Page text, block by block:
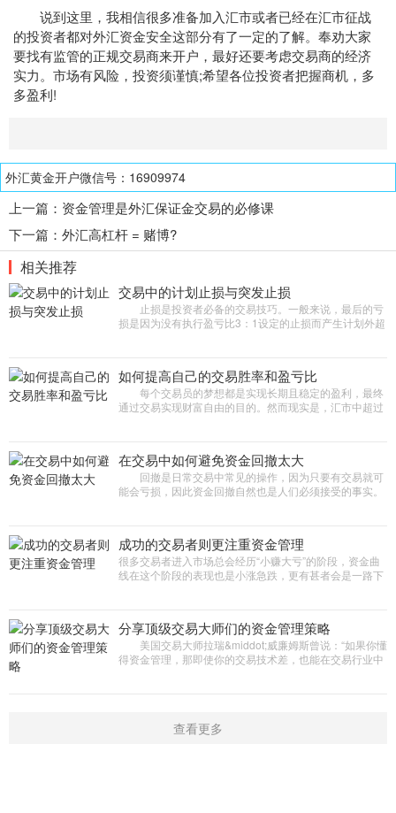
说到这里，我相信很多准备加入汇市或者已经在汇市征战
的投资者都对外汇资金安全这部分有了一定的了解。奉劝大家
要找有监管的正规交易商来开户，最好还要考虑交易商的经济
实力。市场有风险，投资须谨慎;希望各位投资者把握商机，多
多盈利!
外汇黄金开户微信号：16909974
上一篇： 资金管理是外汇保证金交易的必修课
下一篇： 外汇高杠杆 = 赌博?
相关推荐
交易中的计划止损与突发止损
止损是投资者必备的交易技巧。一般来说，最后的亏
损是因为没有执行盈亏比3：1设定的止损而产生计划外超
如何提高自己的交易胜率和盈亏比
每个交易员的梦想都是实现长期且稳定的盈利，最终
通过交易实现财富自由的目的。然而现实是，汇市中超过
在交易中如何避免资金回撤太大
回撤是日常交易中常见的操作，因为只要有交易就可
能会亏损，因此资金回撤自然也是人们必须接受的事实。
成功的交易者则更注重资金管理
很多交易者进入市场总会经历“小赚大亏”的阶段，资金曲
线在这个阶段的表现也是小涨急跌，更有甚者会是一路下
分享顶级交易大师们的资金管理策略
美国交易大师拉瑞&middot;威廉姆斯曾说：“如果你懂
得资金管理，那即使你的交易技术差，也能在交易行业中
查看更多